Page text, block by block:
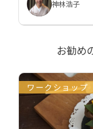
神林浩子
お勧め
ワークショップ